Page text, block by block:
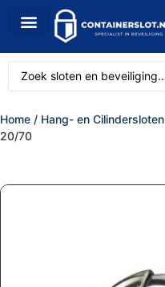
Home / Hang- en Cilindersloten
20/70